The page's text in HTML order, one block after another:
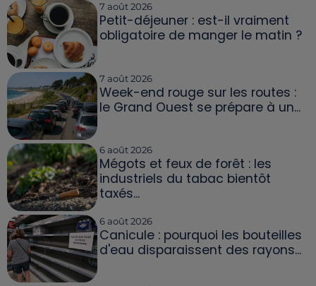
7 août 2026
Petit-déjeuner : est-il vraiment
obligatoire de manger le matin ?
7 août 2026
Week-end rouge sur les routes :
le Grand Ouest se prépare à un...
6 août 2026
Mégots et feux de forêt : les
industriels du tabac bientôt
taxés...
6 août 2026
Canicule : pourquoi les bouteilles
d'eau disparaissent des rayons...